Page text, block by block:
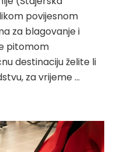
povijesnom
za blagovanje i
pitomom
destinaciju želite li
za vrijeme …